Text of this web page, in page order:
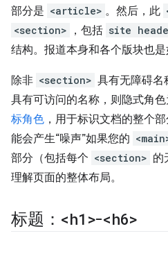
部分是 <article> 。然后，此
<section> ，包括 site
结构。报道本身和各个版块也是
除非 <section> 具有无障碍名
具有可访问的名称，则隐式角色
标角色 ，用于标识文档的整个
能会产生“噪声”如果您的
部分（包括每个 <section> 的
理解页面的整体布局。
标题： <h1>-<h6>